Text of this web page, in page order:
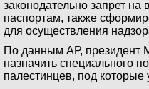
законодательно запрет на
паспортам, также
для осуществления
По данным АР, президент
назначить специального
палестинцев, под которые